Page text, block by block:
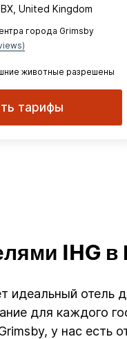
United Kingdom
города Grimsby
животные разрешены
тарифы
IHG в
идеальный
для каждого
у нас есть